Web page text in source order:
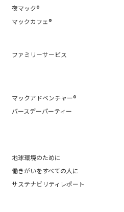
夜マック®
マックカフェ®
ファミリーサービス
マックアドベンチャー®
バースデーパーティー
地球環境のために
働きがいをすべての人に
サステナビリティレポート